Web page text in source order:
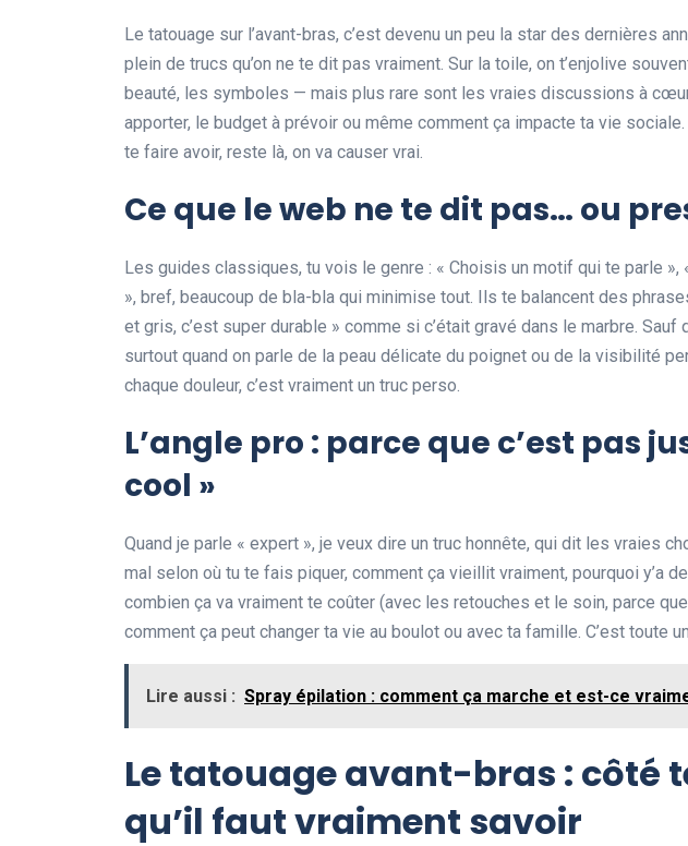
Le tatouage sur l’avant-bras, c’est devenu un peu la star des dernières
plein de trucs qu’on ne te dit pas vraiment. Sur la toile, on t’enjolive
beauté, les symboles — mais plus rare sont les vraies discussions à
apporter, le budget à prévoir ou même comment ça impacte ta vie
te faire avoir, reste là, on va causer vrai.
Ce que le web ne te dit pas… ou
Les guides classiques, tu vois le genre : « Choisis un motif qui te parle »,
», bref, beaucoup de bla-bla qui minimise tout. Ils te balancent des
et gris, c’est super durable » comme si c’était gravé dans le marbre. Sauf
surtout quand on parle de la peau délicate du poignet ou de la visibilité
chaque douleur, c’est vraiment un truc perso.
L’angle pro : parce que c’est pas
cool »
Quand je parle « expert », je veux dire un truc honnête, qui dit les vraies
mal selon où tu te fais piquer, comment ça vieillit vraiment, pourquoi y’a
combien ça va vraiment te coûter (avec les retouches et le soin, parce
comment ça peut changer ta vie au boulot ou avec ta famille. C’est toute
Lire aussi : Spray épilation : comment ça marche et est-ce
Le tatouage avant-bras : côté
qu’il faut vraiment savoir